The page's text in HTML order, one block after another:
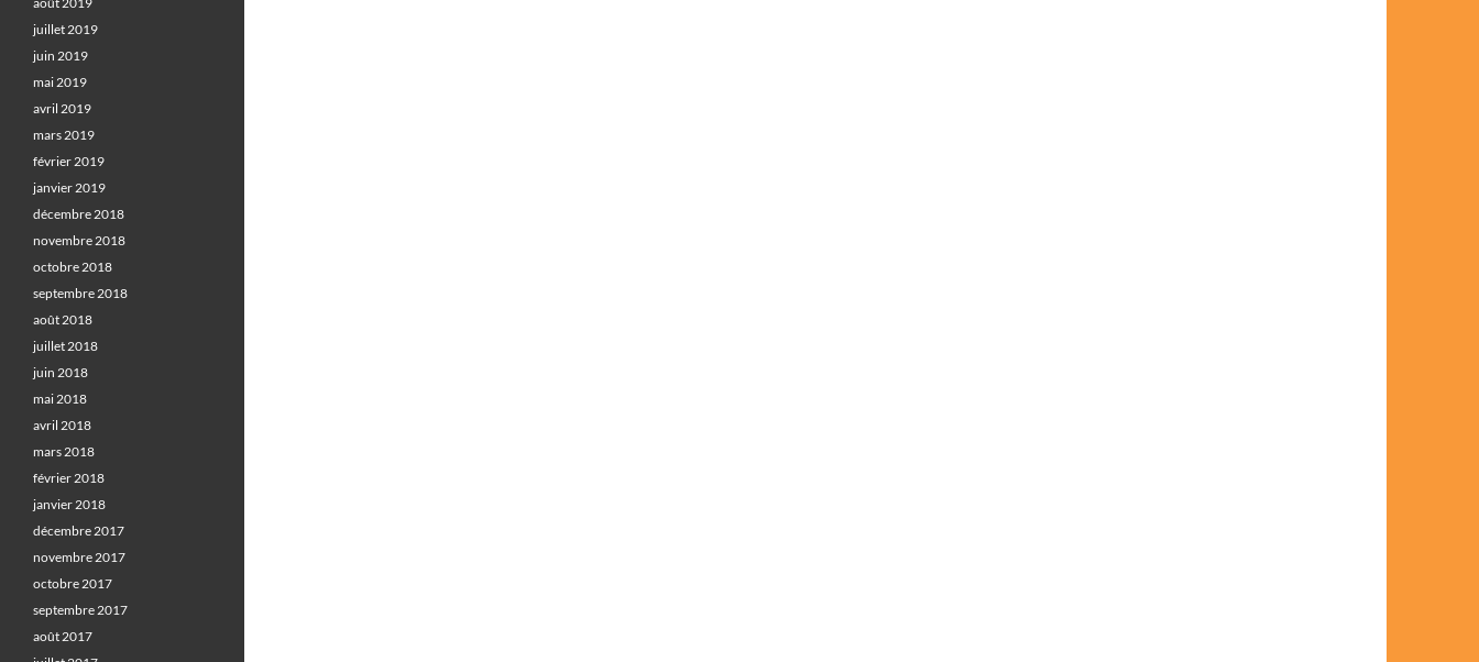
juillet 2019
juin 2019
mai 2019
avril 2019
mars 2019
février 2019
janvier 2019
décembre 2018
novembre 2018
octobre 2018
septembre 2018
août 2018
juillet 2018
juin 2018
mai 2018
avril 2018
mars 2018
février 2018
janvier 2018
décembre 2017
novembre 2017
octobre 2017
septembre 2017
août 2017